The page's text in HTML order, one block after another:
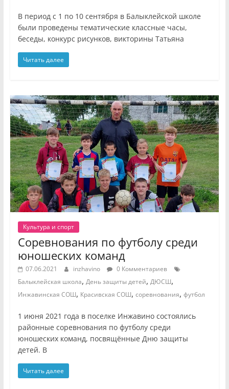
В период с 1 по 10 сентября в Балыклейской школе
были проведены тематические классные часы,
беседы, конкурс рисунков, викторины Татьяна
Читать далее
Культура и спорт
Соревнования по футболу среди
юношеских команд
07.06.2021 inzhavino
0 Комментариев
Балыклейская школа, День защиты детей, ДЮСШ,
Инжавинская СОШ, Красивская СОШ, соревнования, футбол
1 июня 2021 года в поселке Инжавино состоялись
районные соревнования по футболу среди
юношеских команд, посвящённые Дню защиты
детей. В
Читать далее